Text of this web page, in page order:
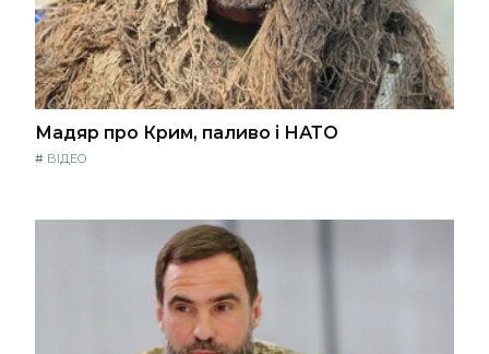
Мадяр про Крим, паливо і НАТО
# ВІДЕО